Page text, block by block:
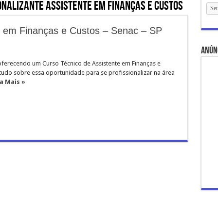
Assistente em Finanças e Custos
Finanças e Custos – Senac – SP
um Curso Técnico de Assistente em Finanças e
sobre essa oportunidade para se profissionalizar na área
Mais »